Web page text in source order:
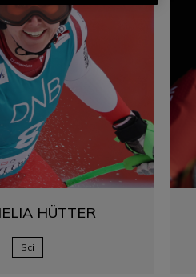
HÜTTER
Sci